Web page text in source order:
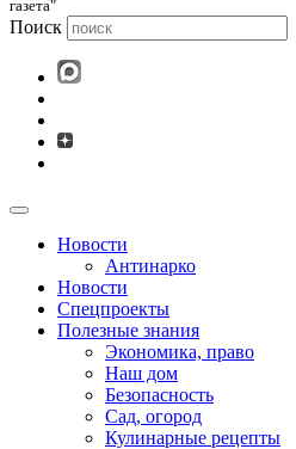
газета"
Поиск
Новости
Антинарко
Новости
Спецпроекты
Полезные знания
Экономика, право
Наш дом
Безопасность
Сад, огород
Кулинарные рецепты